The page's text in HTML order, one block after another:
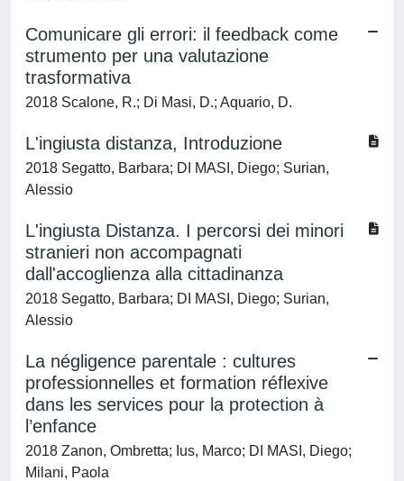
Comunicare gli errori: il feedback come
strumento per una valutazione
trasformativa
2018 Scalone, R.; Di Masi, D.; Aquario, D.
L'ingiusta distanza, Introduzione
2018 Segatto, Barbara; DI MASI, Diego; Surian,
Alessio
L'ingiusta Distanza. I percorsi dei minori
stranieri non accompagnati
dall'accoglienza alla cittadinanza
2018 Segatto, Barbara; DI MASI, Diego; Surian,
Alessio
La négligence parentale : cultures
professionnelles et formation réflexive
dans les services pour la protection à
l’enfance
2018 Zanon, Ombretta; Ius, Marco; DI MASI, Diego;
Milani, Paola